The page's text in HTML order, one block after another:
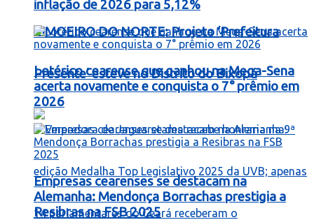
LIMOEIRO DO NORTE: Projeto ‘Prefeitura
Presente’ esteve no Distrito do Bixopá
inflação de 2026 para 5,12%
Lotérico cearense que ganhou na Mega-Sena
acerta novamente e conquista o 7° prêmio em
2026
Empresas cearenses se destacam na
Alemanha: Mendonça Borrachas prestigia a
Resibras na FSB 2025